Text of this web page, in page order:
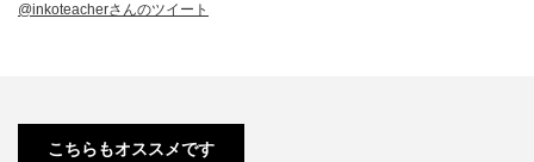
@inkoteacherさんのツイート
こちらもオススメです